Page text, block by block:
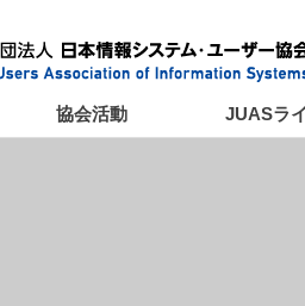
協会活動
JUASラ